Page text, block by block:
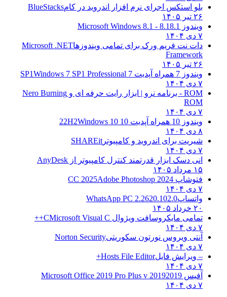
بلو استکس اجرای نرم افزار اندروید در کامBlueStacks
ویندوز 8.18.1 - Microsoft Windows 8.1
دات نت فریم ورک برای تمامی ویندوزهاMicrosoft .NET
Framework
ویندوز 7 همراه آپدیت 7 SP1
Windows 7 SP1 Professional
ROM - برنامه نرو | ابزار رایت حرفه ای و
Nero Burning
ROM
ویندوز 10 همراه آپدیت 10 22H2
Windows 10
شیریت برای اندروید و کامپیوترSHAREit
انی دسک ابزار قدرتمند کنترل کامپیوتر از
AnyDesk
فتوشاپ CC 2025Adobe Photoshop 2024
واتساپWhatsApp PC 2.2620.102.0
تمامی مایکروسافت ویژوال C Microsoft Visual C++
آنتی ویروس نورتون سکوریتیNorton Security
– ویرایش فایلHosts File Editor+
آفیس 20192019 Microsoft Office 2019 Pro Plus v